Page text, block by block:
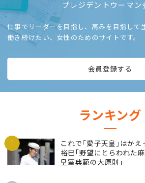
プレジデントウーマン
仕事でリーダーを目指し、高みを目指して
働き続けたい、女性のためのサイトです。
会員登録する
ランキング
1
これで｢愛子天皇｣はか
裕巳｢野望にとらわれた
皇室典範の大原則｣